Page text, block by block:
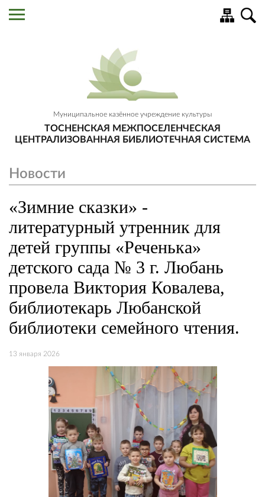
Муниципальное казённое учреждение культуры
ТОСНЕНСКАЯ МЕЖПОСЕЛЕНЧЕСКАЯ
ЦЕНТРАЛИЗОВАННАЯ БИБЛИОТЕЧНАЯ СИСТЕМА
Новости
«Зимние сказки» -
литературный утренник для
детей группы «Реченька»
детского сада № 3 г. Любань
провела Виктория Ковалева,
библиотекарь Любанской
библиотеки семейного чтения.
13 января 2026